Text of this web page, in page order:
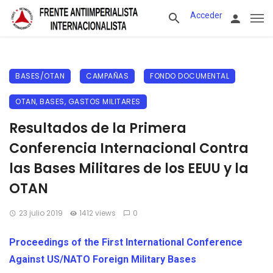
Acceder
BASES/OTAN CAMPAÑAS FONDO DOCUMENTAL
OTAN, BASES, GASTOS MILITARES
Resultados de la Primera
Conferencia Internacional Contra
las Bases Militares de los EEUU y la
OTAN
23 julio 2019 1412 views 0
Proceedings of the First International Conference
Against US/NATO Foreign Military Bases